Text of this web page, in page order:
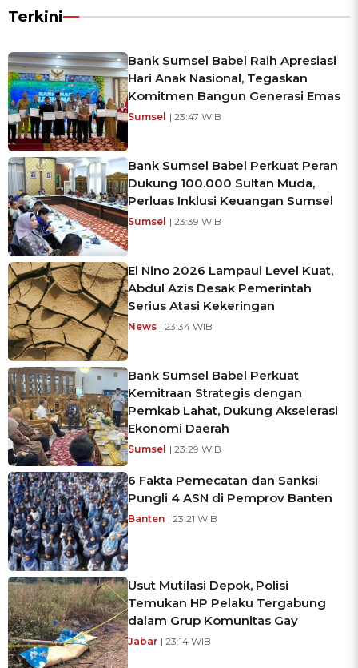
Terkini
Bank Sumsel Babel Raih Apresiasi
Hari Anak Nasional, Tegaskan
Komitmen Bangun Generasi Emas
Sumsel | 23:47 WIB
Bank Sumsel Babel Perkuat Peran
Dukung 100.000 Sultan Muda,
Perluas Inklusi Keuangan Sumsel
Sumsel | 23:39 WIB
El Nino 2026 Lampaui Level Kuat,
Abdul Azis Desak Pemerintah
Serius Atasi Kekeringan
News | 23:34 WIB
Bank Sumsel Babel Perkuat
Kemitraan Strategis dengan
Pemkab Lahat, Dukung Akselerasi
Ekonomi Daerah
Sumsel | 23:29 WIB
6 Fakta Pemecatan dan Sanksi
Pungli 4 ASN di Pemprov Banten
Banten | 23:21 WIB
Usut Mutilasi Depok, Polisi
Temukan HP Pelaku Tergabung
dalam Grup Komunitas Gay
Jabar | 23:14 WIB